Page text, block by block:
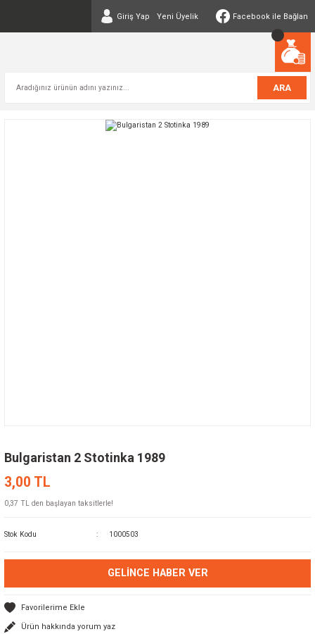
Giriş Yap Yeni Üyelik Facebook ile Bağlan
ARA
Bulgaristan 2 Stotinka 1989
3,00 TL
0,37 TL den başlayan taksitlerle!
Stok Kodu 1000503
GELINCE HABER VER
Ürün hakkında yorum yaz